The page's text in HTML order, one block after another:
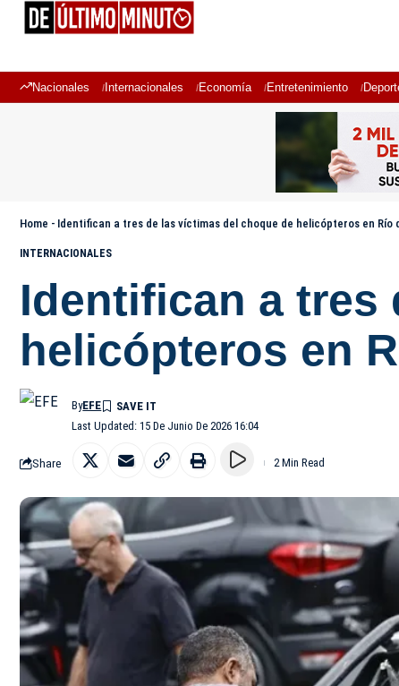
Nacionales Internacionales Economía Entretenimiento
Home - Identifican a tres de las víctimas del choque de helicópteros en Río
INTERNACIONALES
Identifican a tres
helicópteros en
Last Updated: 15 De Junio De 2026 16:04
ByEFE
Share 2 Min Read